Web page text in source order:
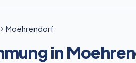
Moehrendorf
in